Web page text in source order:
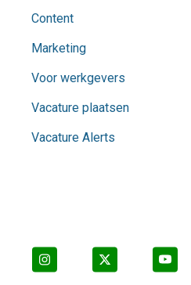
Content
Marketing
Voor werkgevers
Vacature plaatsen
Vacature Alerts